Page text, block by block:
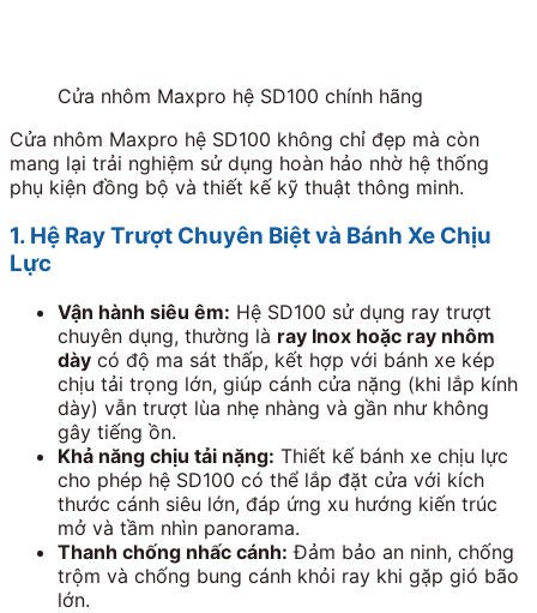
Cửa nhôm Maxpro hệ SD100 chính hãng
Cửa nhôm Maxpro hệ SD100 không chỉ đẹp mà còn
mang lại trải nghiệm sử dụng hoàn hảo nhờ hệ thống
phụ kiện đồng bộ và thiết kế kỹ thuật thông minh.
1. Hệ Ray Trượt Chuyên Biệt và Bánh Xe Chịu
Lực
Vận hành siêu êm: Hệ SD100 sử dụng ray trượt
chuyên dụng, thường là ray Inox hoặc ray nhôm
dày có độ ma sát thấp, kết hợp với bánh xe kép
chịu tải trọng lớn, giúp cánh cửa nặng (khi lắp kính
dày) vẫn trượt lùa nhẹ nhàng và gần như không
gây tiếng ồn.
Khả năng chịu tải nặng: Thiết kế bánh xe chịu lực
cho phép hệ SD100 có thể lắp đặt cửa với kích
thước cánh siêu lớn, đáp ứng xu hướng kiến trúc
mở và tầm nhìn panorama.
Thanh chống nhấc cánh: Đảm bảo an ninh, chống
trộm và chống bung cánh khỏi ray khi gặp gió bão
lớn.